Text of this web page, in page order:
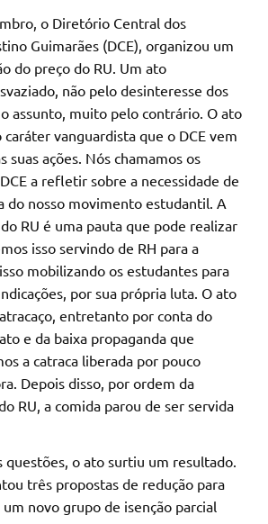
o Diretório Central dos
Guimarães (DCE), organizou um
do preço do RU. Um ato
não pelo desinteresse dos
assunto, muito pelo contrário. O ato
vanguardista que o DCE vem
suas ações. Nós chamamos os
a refletir sobre a necessidade de
do nosso movimento estudantil. A
RU é uma pauta que pode realizar
isso servindo de RH para a
mobilizando os estudantes para
por sua própria luta. O ato
entretanto por conta do
e da baixa propaganda que
a catraca liberada por pouco
Depois disso, por ordem da
RU, a comida parou de ser servida
questões, o ato surtiu um resultado.
três propostas de redução para
um novo grupo de isenção parcial